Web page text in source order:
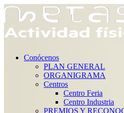
Conócenos
PLAN GENERAL
ORGANIGRAMA
Centros
Centro Feria
Centro Industria
PREMIOS Y